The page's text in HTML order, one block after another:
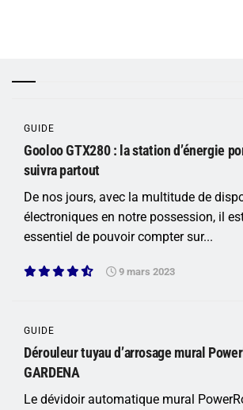
GUIDE
Gooloo GTX280 : la station d’énergie
suivra partout
De nos jours, avec la multitude de
électroniques en notre possession, il
essentiel de pouvoir compter sur...
9 mars 2023
GUIDE
Dérouleur tuyau d’arrosage mural
GARDENA
Le dévidoir automatique mural